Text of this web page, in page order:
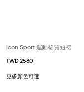
Icon Sport 運動棉質短裙
TWD 2580
更多顏色可選